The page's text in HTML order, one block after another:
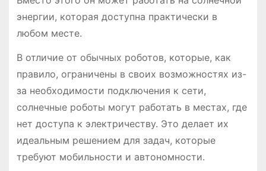
энергии, которая доступна практически в
любом месте.
В отличие от обычных роботов, которые, как
правило, ограничены в своих возможностях из-
за необходимости подключения к сети,
солнечные роботы могут работать в местах, где
нет доступа к электричеству. Это делает их
идеальным решением для задач, которые
требуют мобильности и автономности.